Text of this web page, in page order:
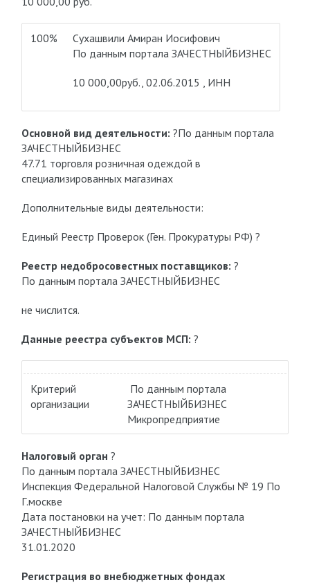
100%
Сухашвили Амиран Иосифович
По данным портала ЗАЧЕСТНЫЙБИЗНЕС
10 000,00руб., 02.06.2015 , ИНН
Основной вид деятельности: ?По данным портала
ЗАЧЕСТНЫЙБИЗНЕС
47.71 торговля розничная одеждой в
специализированных магазинах
Дополнительные виды деятельности:
Единый Реестр Проверок (Ген. Прокуратуры РФ) ?
Реестр недобросовестных поставщиков: ?
По данным портала ЗАЧЕСТНЫЙБИЗНЕС
не числится.
Данные реестра субъектов МСП: ?
Критерий
организации
По данным портала
ЗАЧЕСТНЫЙБИЗНЕС
Микропредприятие
Налоговый орган ?
По данным портала ЗАЧЕСТНЫЙБИЗНЕС
Инспекция Федеральной Налоговой Службы № 19 По
Г.москве
Дата постановки на учет: По данным портала
ЗАЧЕСТНЫЙБИЗНЕС
31.01.2020
Регистрация во внебюджетных фондах